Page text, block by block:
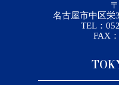
名古屋市中区栄
TEL：
FAX